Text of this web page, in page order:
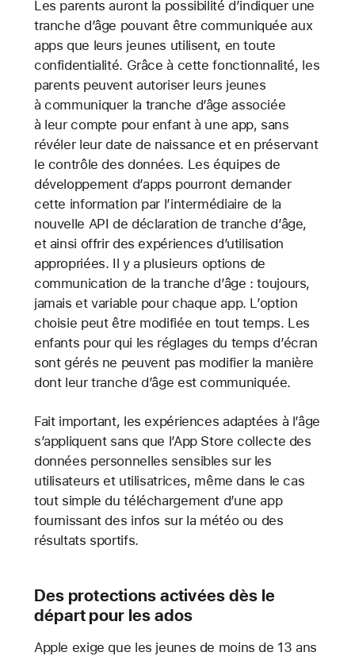
Les parents auront la possibilité d’indiquer une
tranche d’âge pouvant être communiquée aux
apps que leurs jeunes utilisent, en toute
confidentialité. Grâce à cette fonctionnalité, les
parents peuvent autoriser leurs jeunes
à communiquer la tranche d’âge associée
à leur compte pour enfant à une app, sans
révéler leur date de naissance et en préservant
le contrôle des données. Les équipes de
développement d’apps pourront demander
cette information par l’intermédiaire de la
nouvelle API de déclaration de tranche d’âge,
et ainsi offrir des expériences d’utilisation
appropriées. Il y a plusieurs options de
communication de la tranche d’âge : toujours,
jamais et variable pour chaque app. L’option
choisie peut être modifiée en tout temps. Les
enfants pour qui les réglages du temps d’écran
sont gérés ne peuvent pas modifier la manière
dont leur tranche d’âge est communiquée.
Fait important, les expériences adaptées à l’âge
s’appliquent sans que l’App Store collecte des
données personnelles sensibles sur les
utilisateurs et utilisatrices, même dans le cas
tout simple du téléchargement d’une app
fournissant des infos sur la météo ou des
résultats sportifs.
Des protections activées dès le
départ pour les ados
Apple exige que les jeunes de moins de 13 ans